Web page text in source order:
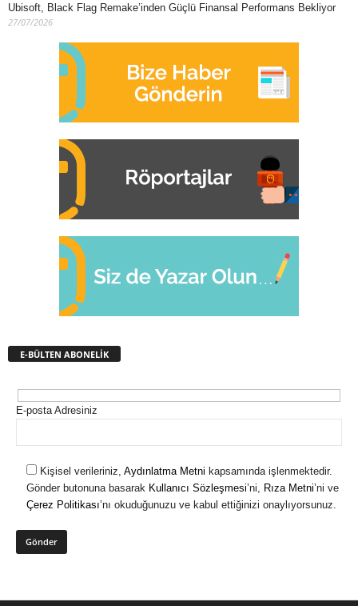
Ubisoft, Black Flag Remake’inden Güçlü Finansal Performans Bekliyor
27/07/2026
E-BÜLTEN ABONELİK
E-posta Adresiniz
Kişisel verileriniz, Aydınlatma Metni kapsamında işlenmektedir.
Gönder butonuna basarak Kullanıcı Sözleşmesi’ni, Rıza Metni’ni ve
Çerez Politikası’nı okuduğunuzu ve kabul ettiğinizi onaylıyorsunuz.